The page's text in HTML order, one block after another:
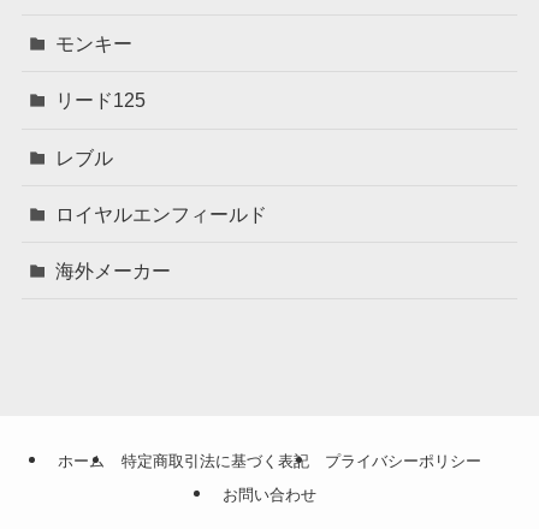
モンキー
リード125
レブル
ロイヤルエンフィールド
海外メーカー
ホーム 特定商取引法に基づく表記
プライバシーポリシー
お問い合わせ